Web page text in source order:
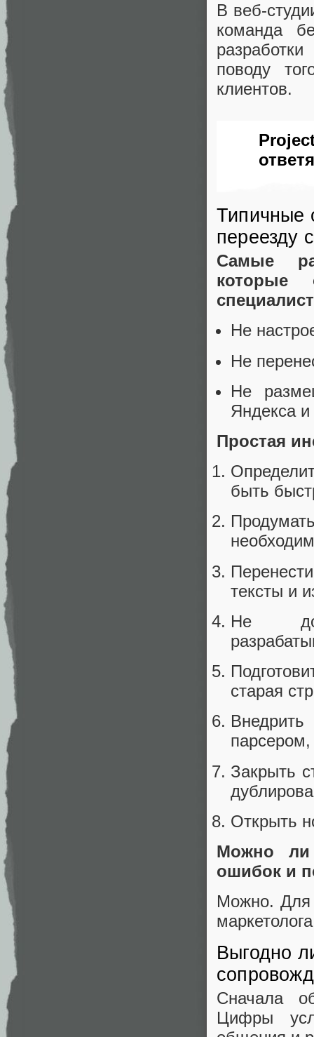
В веб-
команда
поводу
клиентов.
Типичные
переезду
Самые
которые
Не
Не
Не
Яндекса
Простая
быть
тексты и
Не
старая
парсером,
Закрыть
Открыть
Можно ли
ошибок и
Можно. Для
Выгодно
Сначала
Цифры